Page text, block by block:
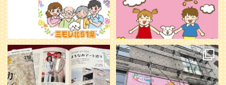
本日発売のオトンvol.210号に掲載さ
れました！...
28 1
『ぴっころ山鼻』オープンに向けて
準備が着々と進んでいます。
皆さんお楽しみに〜
...
26 0